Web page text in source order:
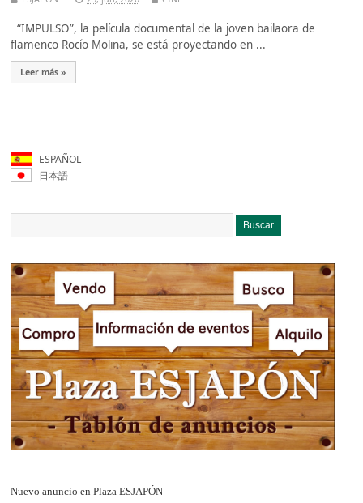
“IMPULSO”, la película documental de la joven bailaora de
flamenco Rocío Molina, se está proyectando en ...
Leer más »
ESPAÑOL
日本語
Nuevo anuncio en Plaza ESJAPÓN